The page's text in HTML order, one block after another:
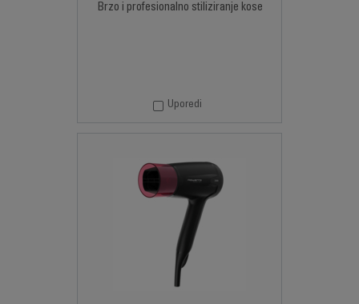
Brzo i profesionalno stiliziranje kose
Uporedi